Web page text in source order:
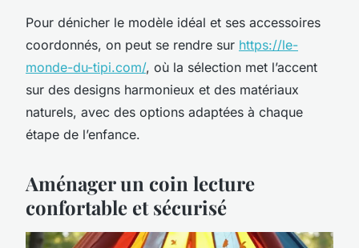
Pour dénicher le modèle idéal et ses accessoires
coordonnés, on peut se rendre sur https://le-
monde-du-tipi.com/, où la sélection met l’accent
sur des designs harmonieux et des matériaux
naturels, avec des options adaptées à chaque
étape de l’enfance.
Aménager un coin lecture
confortable et sécurisé